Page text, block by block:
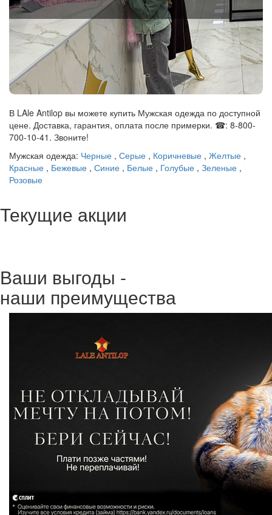
В LAle Antilop вы можете купить Мужская одежда по доступной
цене. Доставка, гарантия, оплата после примерки. ☎: 8-800-
700-10-41. Звоните!
Мужская одежда: Черные , Серые , Коричневые , Желтые ,
Красные , Бежевые , Синие , Белые , Голубые , Зеленые ,
Розовые
Текущие акции
Ваши выгоды -
наши преимущества